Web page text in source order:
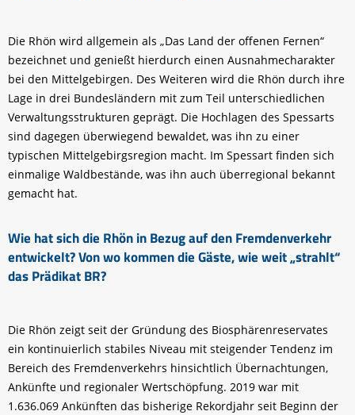
Die Rhön wird allgemein als „Das Land der offenen Fernen“
bezeichnet und genießt hierdurch einen Ausnahmecharakter
bei den Mittelgebirgen. Des Weiteren wird die Rhön durch ihre
Lage in drei Bundesländern mit zum Teil unterschiedlichen
Verwaltungsstrukturen geprägt. Die Hochlagen des Spessarts
sind dagegen überwiegend bewaldet, was ihn zu einer
typischen Mittelgebirgsregion macht. Im Spessart finden sich
einmalige Waldbestände, was ihn auch überregional bekannt
gemacht hat.
Wie hat sich die Rhön in Bezug auf den Fremdenverkehr
entwickelt? Von wo kommen die Gäste, wie weit „strahlt“
das Prädikat BR?
Die Rhön zeigt seit der Gründung des Biosphärenreservates
ein kontinuierlich stabiles Niveau mit steigender Tendenz im
Bereich des Fremdenverkehrs hinsichtlich Übernachtungen,
Ankünfte und regionaler Wertschöpfung. 2019 war mit
1.636.069 Ankünften das bisherige Rekordjahr seit Beginn der